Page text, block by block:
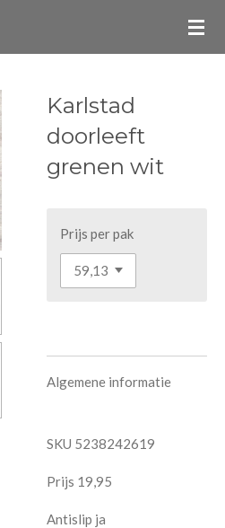
Karlstad
doorleeft
grenen wit
Prijs per pak
Algemene informatie
SKU 5238242619
Prijs 19,95
Antislip ja